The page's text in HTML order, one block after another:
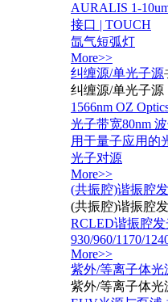
AURALIS 1-
接口 | TOUCH
氙气短弧灯
More>>
纠缠源/单光子源
纠缠源/单光子源
1566nm OZ
光子带宽80nm
用于量子应用的
光子对源
More>>
(共振腔)谐振腔
(共振腔)谐振腔
RCLED谐振腔
930/960/1170/
More>>
紫外/等离子体光
紫外/等离子体光